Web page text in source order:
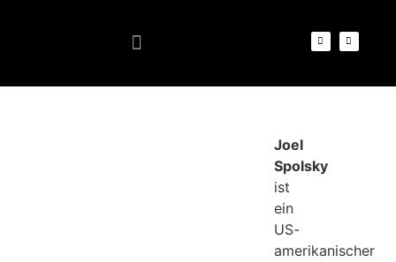
Joel
Spolsky
ist
ein
US-
amerikanischer